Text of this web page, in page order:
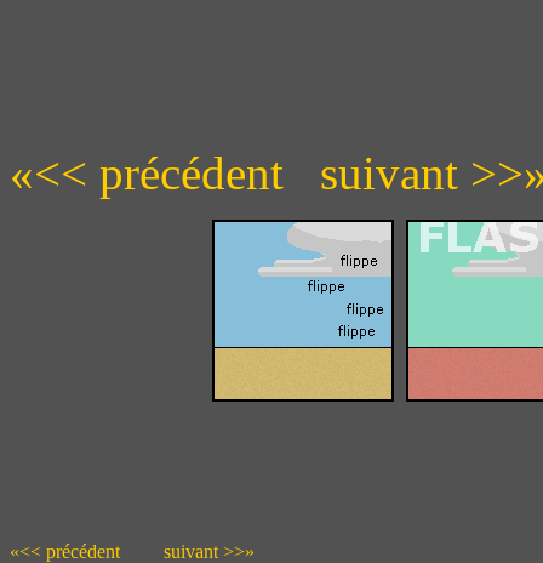
«<< précédent suivant
«<< précédent suivant >>»